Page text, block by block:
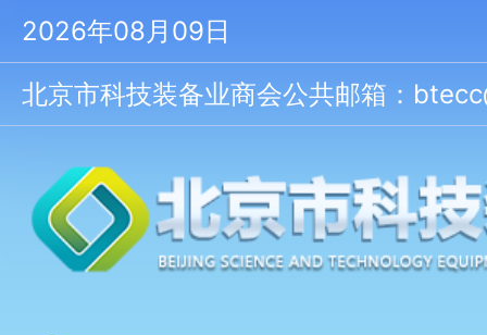
2026年08月09日
北京市科技装备业商会公共邮箱：